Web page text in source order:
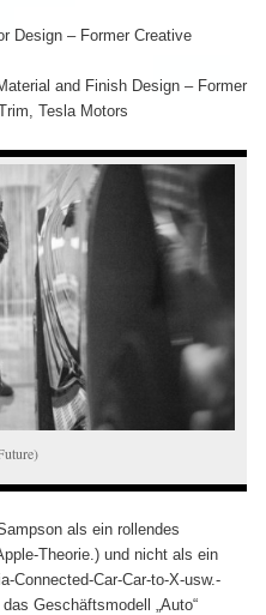
Design – Former Creative
and Finish Design – Former
Tesla Motors
als ein rollendes
Theorie.) und nicht als ein
Connected-Car-Car-to-X-usw.-
Geschäftsmodell „Auto“